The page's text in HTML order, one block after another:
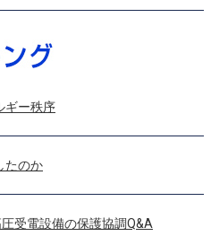
ギー秩序
たのか
受電設備の保護協調Q&A